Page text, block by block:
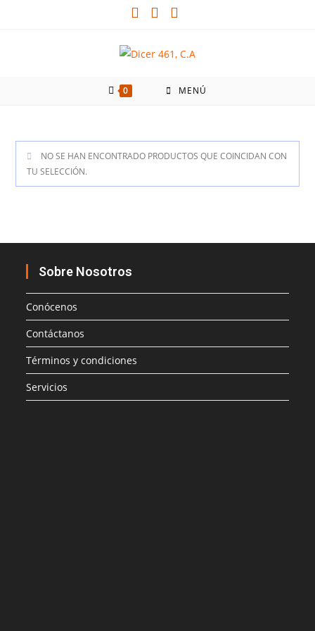
0 MENÚ
NO SE HAN ENCONTRADO PRODUCTOS QUE COINCIDAN CON
TU SELECCIÓN.
Sobre Nosotros
Conócenos
Contáctanos
Términos y condiciones
Servicios